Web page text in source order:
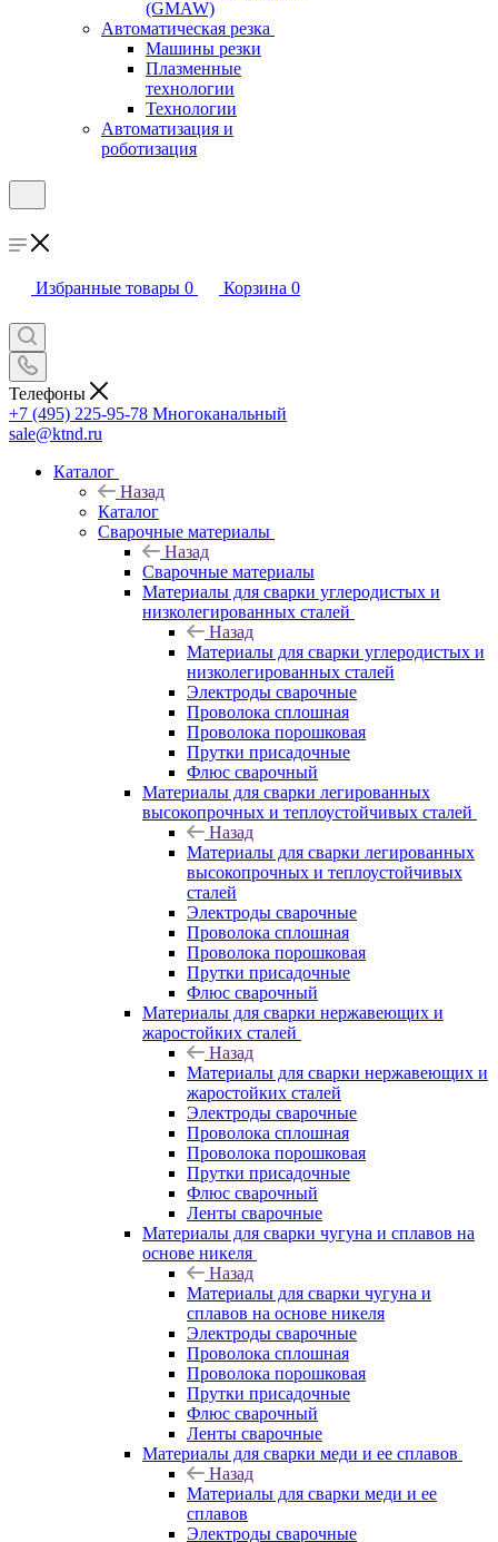
(GMAW)
Автоматическая резка
Машины резки
Плазменные
технологии
Технологии
Автоматизация и
роботизация
Избранные товары 0 Корзина 0
Телефоны
+7 (495) 225-95-78 Многоканальный
sale@ktnd.ru
Каталог
Назад
Каталог
Сварочные материалы
Назад
Сварочные материалы
Материалы для сварки углеродистых и
низколегированных сталей
Назад
Материалы для сварки углеродистых и
низколегированных сталей
Электроды сварочные
Проволока сплошная
Проволока порошковая
Прутки присадочные
Флюс сварочный
Материалы для сварки легированных
высокопрочных и теплоустойчивых сталей
Назад
Материалы для сварки легированных
высокопрочных и теплоустойчивых
сталей
Электроды сварочные
Проволока сплошная
Проволока порошковая
Прутки присадочные
Флюс сварочный
Материалы для сварки нержавеющих и
жаростойких сталей
Назад
Материалы для сварки нержавеющих и
жаростойких сталей
Электроды сварочные
Проволока сплошная
Проволока порошковая
Прутки присадочные
Флюс сварочный
Ленты сварочные
Материалы для сварки чугуна и сплавов на
основе никеля
Назад
Материалы для сварки чугуна и
сплавов на основе никеля
Электроды сварочные
Проволока сплошная
Проволока порошковая
Прутки присадочные
Флюс сварочный
Ленты сварочные
Материалы для сварки меди и ее сплавов
Назад
Материалы для сварки меди и ее
сплавов
Электроды сварочные